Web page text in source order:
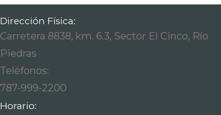
Dirección Física:
Carretera 8838, km. 6.3, Sector El Cinco, Río
Piedras
Teléfonos:
787-999-2200
Horario: